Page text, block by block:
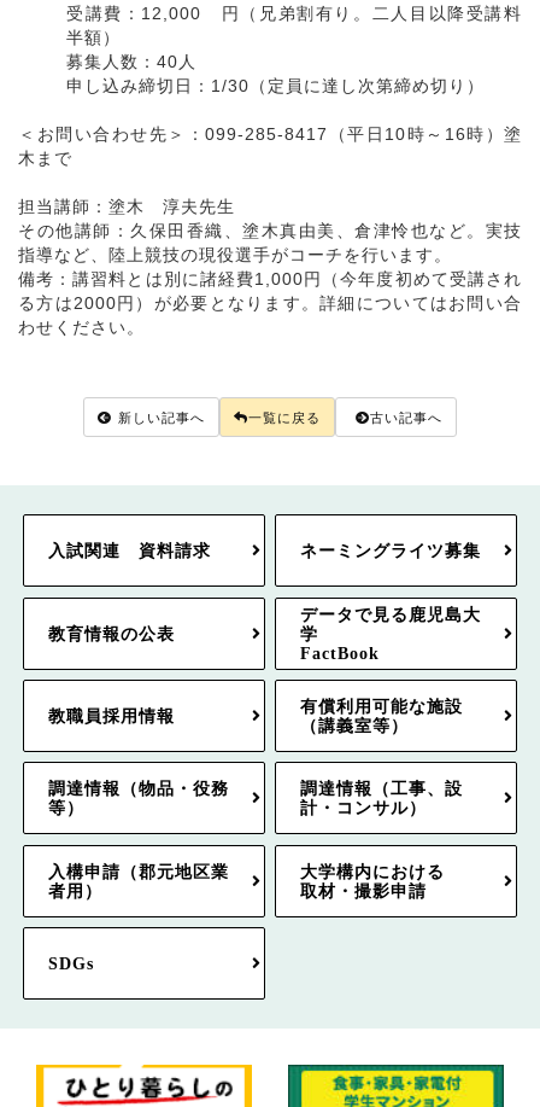
受講費：12,000 円（兄弟割有り。二人目以降受講料
半額）
募集人数：40人
申し込み締切日：1/30（定員に達し次第締め切り）
＜お問い合わせ先＞：099-285-8417（平日10時～16時）塗
木まで
担当講師：塗木 淳夫先生
その他講師：久保田香織、塗木真由美、倉津怜也など。実技
指導など、陸上競技の現役選手がコーチを行います。
備考：講習料とは別に諸経費1,000円（今年度初めて受講され
る方は2000円）が必要となります。詳細についてはお問い合
わせください。
新しい記事へ 一覧に戻る 古い記事へ
入試関連 資料請求 ネーミングライツ募集
教育情報の公表
データで見る鹿児島大
学
FactBook
教職員採用情報
有償利用可能な施設
（講義室等）
調達情報（物品・役務
等）
調達情報（工事、設
計・コンサル）
入構申請（郡元地区業
者用）
大学構内における
取材・撮影申請
SDGs